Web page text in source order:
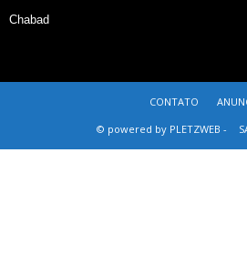
Chabad
CONTATO
© powered by PLETZWEB -